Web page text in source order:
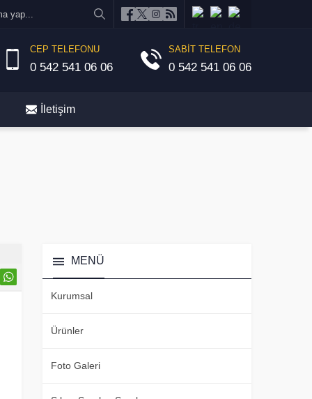
CEP TELEFONU
0 542 541 06 06
SABİT TELEFON
0 542 541 06 06
İletişim
MENÜ
Kurumsal
Ürünler
Foto Galeri